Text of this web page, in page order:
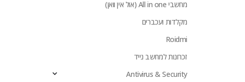
מחשבי All in one (אול אין וואן)
מקלדות ועכברים
Roidmi
זכרונות למחשב נייד
Antivirus & Security